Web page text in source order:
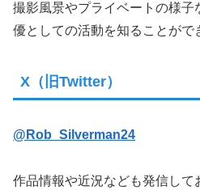
撮影風景やプライベートの様
優としての活動を知ることがで
X（旧Twitter）
@Rob_Silverman24
作品情報や近況なども発信して